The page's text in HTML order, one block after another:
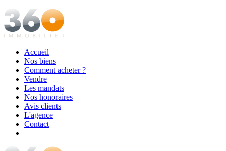
Accueil
Nos biens
Comment acheter ?
Vendre
Les mandats
Nos honoraires
Avis clients
L'agence
Contact